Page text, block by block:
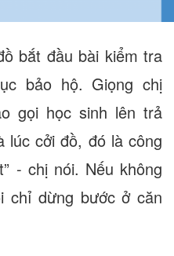
bắt đầu bài kiểm tra
bảo hộ. Giọng chị
gọi học sinh lên trả
lúc cởi đồ, đó là công
- chị nói. Nếu không
chỉ dừng bước ở căn